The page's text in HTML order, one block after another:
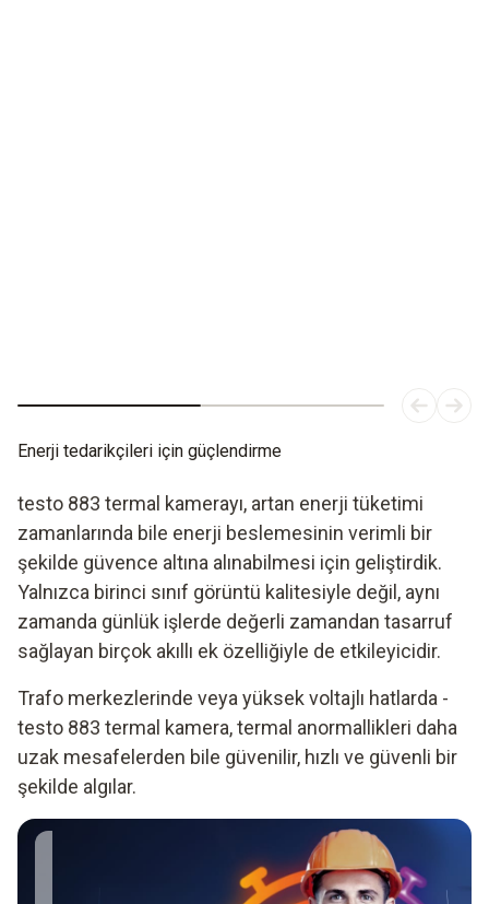
Enerji tedarikçileri için güçlendirme
testo 883 termal kamerayı, artan enerji tüketimi
zamanlarında bile enerji beslemesinin verimli bir
şekilde güvence altına alınabilmesi için geliştirdik.
Yalnızca birinci sınıf görüntü kalitesiyle değil, aynı
zamanda günlük işlerde değerli zamandan tasarruf
sağlayan birçok akıllı ek özelliğiyle de etkileyicidir.
Trafo merkezlerinde veya yüksek voltajlı hatlarda -
testo 883 termal kamera, termal anormallikleri daha
uzak mesafelerden bile güvenilir, hızlı ve güvenli bir
şekilde algılar.